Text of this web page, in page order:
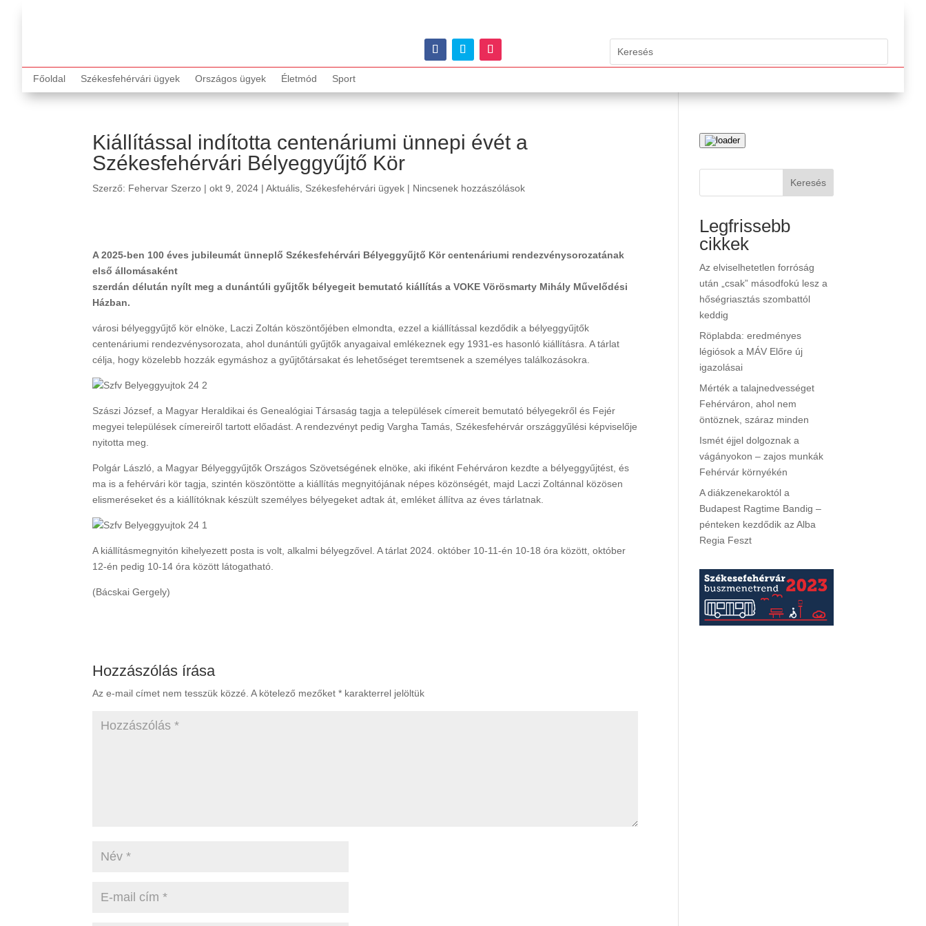
Főoldal Székesfehérvári ügyek Országos ügyek Életmód Sport
Kiállítással indította centenáriumi ünnepi évét a
Székesfehérvári Bélyeggyűjtő Kör
Szerző: Fehervar Szerzo |okt 9, 2024 |Aktuális Székesfehérvári ügyek | Nincsenek hozzászólások
A 2025-ben 100 éves jubileumát ünneplő Székesfehérvári Bélyeggyűjtő Kör centenáriumi rendezvénysorozatának
első állomásaként
szerdán délután nyílt meg a dunántúli gyűjtők bélyegeit bemutató kiállítás a VOKE Vörösmarty Mihály Művelődési
Házban.
városi bélyeggyűjtő kör elnöke, Laczi Zoltán köszöntőjében elmondta, ezzel a kiállítással kezdődik a bélyeggyűjtők
centenáriumi rendezvénysorozata, ahol dunántúli gyűjtők anyagaival emlékeznek egy 1931-es hasonló kiállításra. A tárlat
célja, hogy közelebb hozzák egymáshoz a gyűjtőtársakat és lehetőséget teremtsenek a személyes találkozásokra.
Szászi József, a Magyar Heraldikai és Genealógiai Társaság tagja a települések címereit bemutató bélyegekről és Fejér
megyei települések címereiről tartott előadást. A rendezvényt pedig Vargha Tamás, Székesfehérvár országgyűlési képviselője
nyitotta meg.
Polgár László, a Magyar Bélyeggyűjtők Országos Szövetségének elnöke, aki ifiként Fehérváron kezdte a bélyeggyűjtést, és
ma is a fehérvári kör tagja, szintén köszöntötte a kiállítás megnyitójának népes közönségét, majd Laczi Zoltánnal közösen
elismeréseket és a kiállítóknak készült személyes bélyegeket adtak át, emléket állítva az éves tárlatnak.
A kiállításmegnyitón kihelyezett posta is volt, alkalmi bélyegzővel. A tárlat 2024. október 10-11-én 10-18 óra között, október
12-én pedig 10-14 óra között látogatható.
(Bácskai Gergely)
Hozzászólás írása
Az e-mail címet nem tesszük közzé. A kötelező mezőket* karakterrel jelöltük
Keresés
Legfrissebb
cikkek
Az elviselhetetlen forróság
után „csak” másodfokú lesz a
hőségriasztás szombattól
keddig
Röplabda: eredményes
légiósok a MÁV Előre új
igazolásai
Mérték a talajnedvességet
Fehérváron, ahol nem
öntöznek, száraz minden
Ismét éjjel dolgoznak a
vágányokon – zajos munkák
Fehérvár környékén
A diákzenekaroktól a
Budapest Ragtime Bandig –
pénteken kezdődik az Alba
Regia Feszt